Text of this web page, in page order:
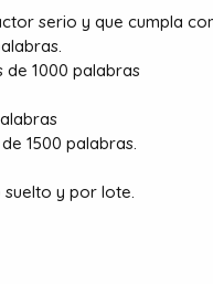
serio y que cumpla
de 1000 palabras
1500 palabras.
y por lote.